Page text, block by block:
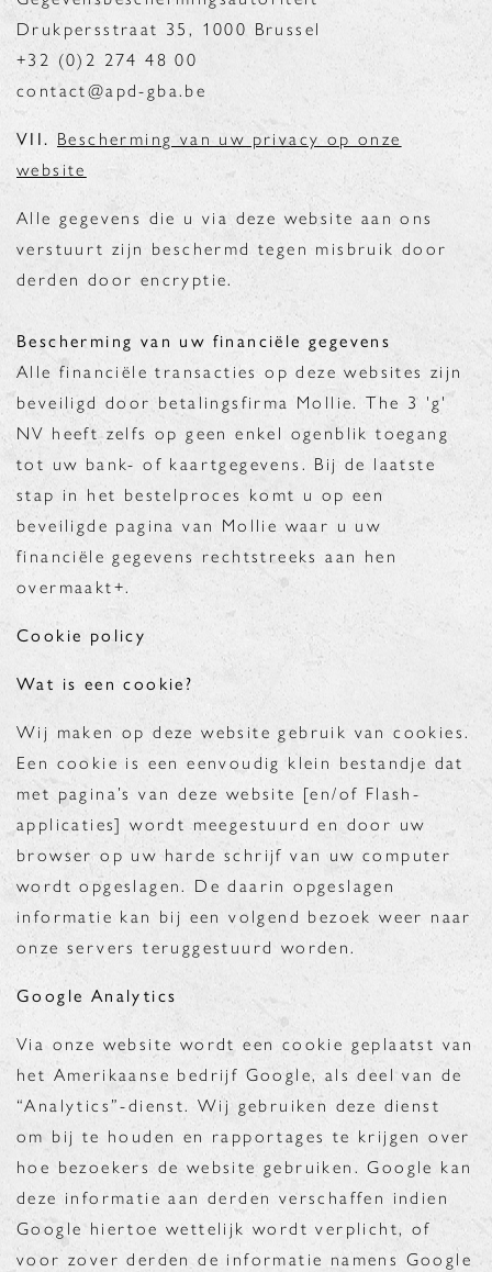
Drukpersstraat 35, 1000 Brussel
+32 (0)2 274 48 00
contact@apd-gba.be
VII. Bescherming van uw privacy op onze
website
Alle gegevens die u via deze website aan ons
verstuurt zijn beschermd tegen misbruik door
derden door encryptie.
Bescherming van uw financiële gegevens
Alle financiële transacties op deze websites zijn
beveiligd door betalingsfirma Mollie. The 3 'g'
NV heeft zelfs op geen enkel ogenblik toegang
tot uw bank- of kaartgegevens. Bij de laatste
stap in het bestelproces komt u op een
beveiligde pagina van Mollie waar u uw
financiële gegevens rechtstreeks aan hen
overmaakt+.
Cookie policy
Wat is een cookie?
Wij maken op deze website gebruik van cookies.
Een cookie is een eenvoudig klein bestandje dat
met pagina’s van deze website [en/of Flash-
applicaties] wordt meegestuurd en door uw
browser op uw harde schrijf van uw computer
wordt opgeslagen. De daarin opgeslagen
informatie kan bij een volgend bezoek weer naar
onze servers teruggestuurd worden.
Google Analytics
Via onze website wordt een cookie geplaatst van
het Amerikaanse bedrijf Google, als deel van de
“Analytics”-dienst. Wij gebruiken deze dienst
om bij te houden en rapportages te krijgen over
hoe bezoekers de website gebruiken. Google kan
deze informatie aan derden verschaffen indien
Google hiertoe wettelijk wordt verplicht, of
voor zover derden de informatie namens Google